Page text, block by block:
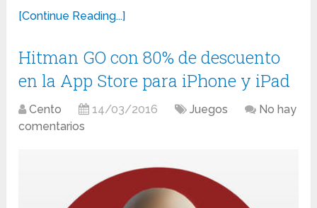
[Continue Reading...]
Hitman GO con 80% de descuento
en la App Store para iPhone y iPad
Cento 14/03/2016 Juegos
No hay
comentarios